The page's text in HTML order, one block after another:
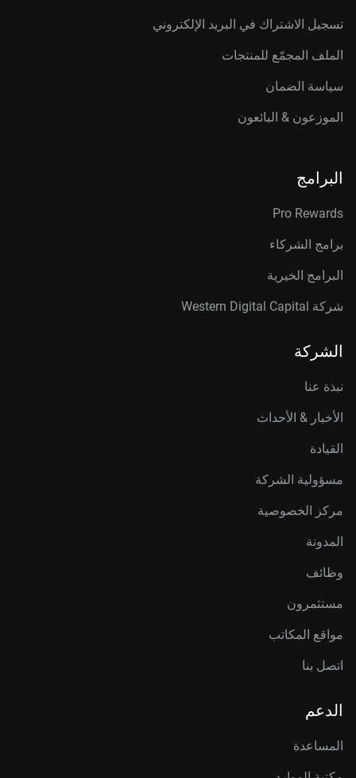
تسجيل الاشتراك في البريد الإلكتروني
الملف المجمّع للمنتجات
سياسة الضمان
الموزعون & البائعون
البرامج
Pro Rewards
برامج الشركاء
البرامج الخيرية
شركة Western Digital Capital
الشركة
نبذة عنا
الأخبار & الأحداث
القيادة
مسؤولية الشركة
مركز الخصوصية
المدونة
وظائف
مستثمرون
مواقع المكاتب
اتصل بنا
الدعم
المساعدة